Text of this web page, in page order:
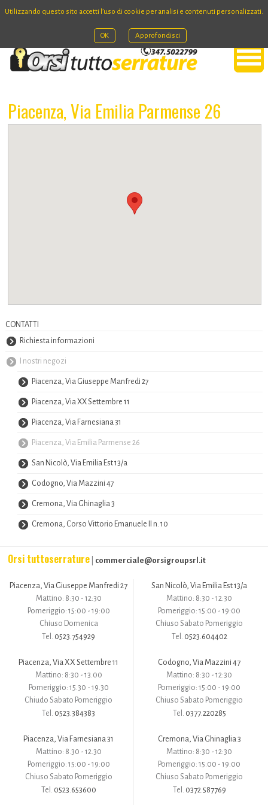
Utilizzando questo sito accetti l’uso di cookie per analisi e contenuti personalizzati.
OK Approfondisci
Piacenza, Via Emilia Parmense 26
CONTATTI
Richiesta informazioni
I nostri negozi
Piacenza, Via Giuseppe Manfredi 27
Piacenza, Via XX Settembre 11
Piacenza, Via Farnesiana 31
Piacenza, Via Emilia Parmense 26
San Nicolò, Via Emilia Est 13/a
Codogno, Via Mazzini 47
Cremona, Via Ghinaglia 3
Cremona, Corso Vittorio Emanuele II n. 10
Orsi tuttoserrature commerciale@orsigroupsrl.it
Piacenza, Via Giuseppe Manfredi 27
Mattino: 8:30 - 12:30
Pomeriggio: 15:00 - 19:00
Chiuso Domenica
Tel. 0523.754929
Piacenza, Via XX Settembre 11
Mattino: 8:30 - 13.00
Pomeriggio: 15.30 - 19.30
Chiudo Sabato Pomeriggio
Tel. 0523.384383
Piacenza, Via Farnesiana 31
Mattino: 8.30 - 12.30
Pomeriggio: 15:00 - 19:00
Chiuso Sabato Pomeriggio
Tel. 0523.653600
San Nicolò, Via Emilia Est 13/a
Mattino: 8:30 - 12:30
Pomeriggio: 15:00 - 19:00
Chiuso Sabato Pomeriggio
Tel. 0523.604402
Codogno, Via Mazzini 47
Mattino: 8:30 - 12:30
Pomeriggio: 15:00 - 19:00
Chiuso Sabato Pomeriggio
Tel. 0377.220285
Cremona, Via Ghinaglia 3
Mattino: 8:30 - 12:30
Pomeriggio: 15:00 - 19:00
Chiuso Sabato Pomeriggio
Tel. 0372.587769